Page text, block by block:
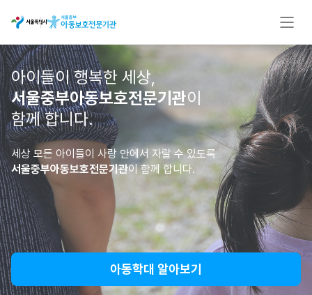
아이들이 행복한 세상,
서울중부아동보호전문기관이
함께 합니다.
세상 모든 아이들이 사랑 안에서 자랄 수 있도록
서울중부아동보호전문기관이 함께 합니다.
아동학대 알아보기